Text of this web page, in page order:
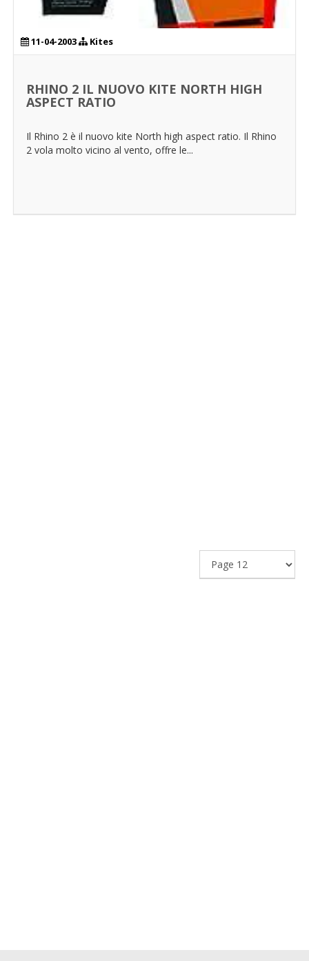
11-04-2003 Kites
RHINO 2 IL NUOVO KITE NORTH HIGH
ASPECT RATIO
Il Rhino 2 è il nuovo kite North high aspect ratio. Il Rhino
2 vola molto vicino al vento, offre le...